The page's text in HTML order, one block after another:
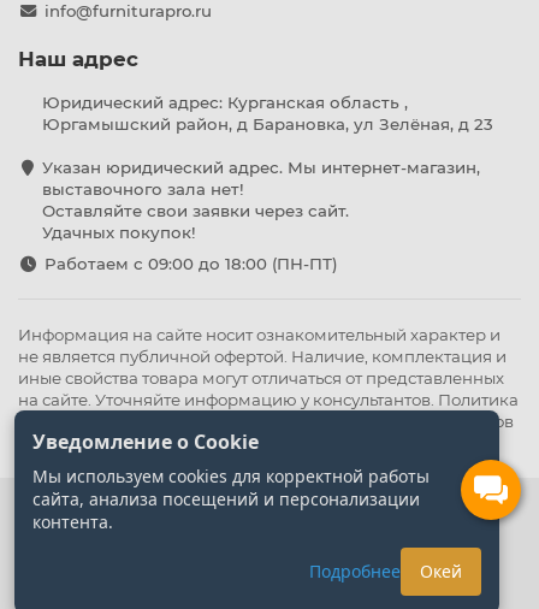
info@furniturapro.ru
Наш адрес
Юридический адрес: Курганская область ,
Юргамышский район, д Барановка, ул Зелёная, д 23
Указан юридический адрес. Мы интернет-магазин,
выставочного зала нет!
Оставляйте свои заявки через сайт.
Удачных покупок!
Работаем с 09:00 до 18:00 (ПН-ПТ)
Информация на сайте носит ознакомительный характер и
не является публичной офертой. Наличие, комплектация и
иные свойства товара могут отличаться от представленных
на сайте. Уточняйте информацию у консультантов. Политика
Политика обработки файлов
cookie
Уведомление о Cookie
Мы используем cookies для корректной работы
сайта, анализа посещений и персонализации
контента.
Подробнее Окей